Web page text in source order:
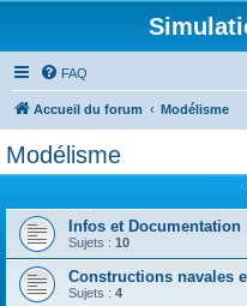
FAQ
Accueil du forum Modélisme
Modélisme
Infos et Documentation
Sujets : 10
Constructions navales
Sujets : 4